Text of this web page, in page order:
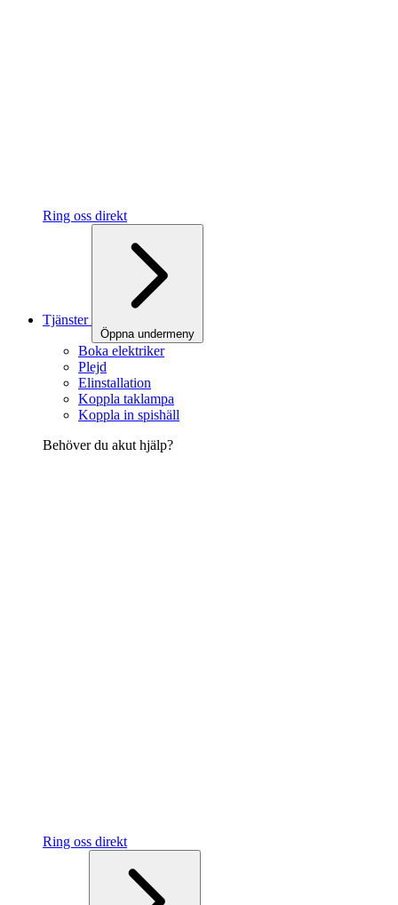
Ring oss direkt
Tjänster
Öppna undermeny
Boka elektriker
Plejd
Elinstallation
Koppla taklampa
Koppla in spishäll
Behöver du akut hjälp?
Ring oss direkt